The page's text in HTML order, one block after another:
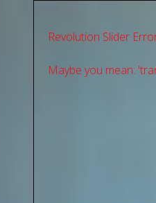
Revolution Slider
Maybe you mean: